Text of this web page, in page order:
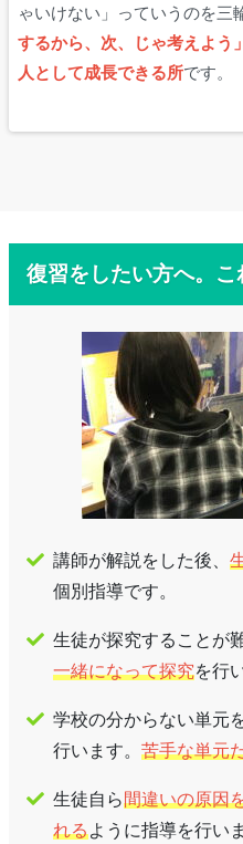
ゃいけない」っていうのを三
するから、次、じゃ考えよう
人として成長できる所です。
復習をしたい方へ。こ
講師が解説をした後、
個別指導です。
生徒が探究することが
一緒になって探究を行
学校の分からない単元
行います。 苦手な単元
生徒自ら間違いの原因
れるように指導を行いま